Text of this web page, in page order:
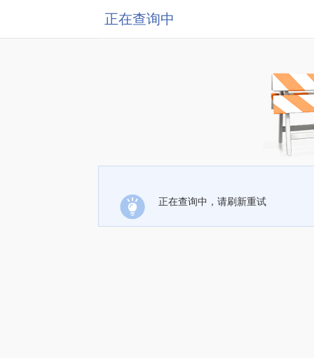
正在查询中
正在查询中，请刷新重试